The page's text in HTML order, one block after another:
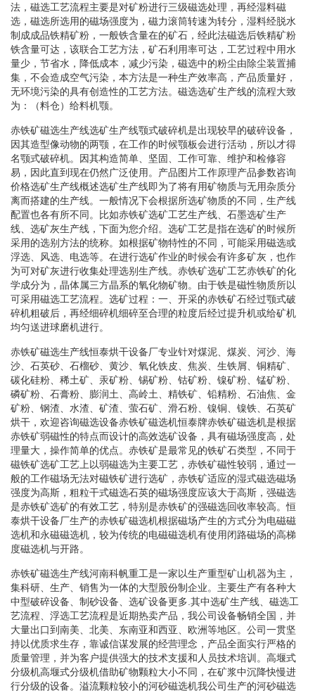
法，磁选工艺流程主要是对矿粉进行三级磁选处理，再经湿料磁
选，磁选所选用的磁场强度为，磁力滚筒转速为转分，湿料经脱水
制成成品铁精矿粉，一般铁含量在的矿石，经此法磁选后铁精矿粉
铁含量可达，该联合工艺方法，矿石利用率可达，工艺过程中用水
量少，节省水，降低成本，减少污染，磁选中的粉尘由除尘装置捕
集，不会造成空气污染，本方法是一种生产效率高，产品质量好，
无环境污染的具有创造性的工艺方法。磁选选矿生产线的流程大致
为：（料仓）给料机颚。
赤铁矿磁选生产线选矿生产线颚式破碎机是出现较早的破碎设备，
因其造型像动物的两颚，在工作的时候颚板会进行活动，所以才得
名颚式破碎机。因其构造简单、坚固、工作可靠、维护和检修容
易，因此直到现在仍然广泛使用。产品图片工作原理产品参数咨询
价格选矿生产线概述选矿生产线即为了将有用矿物质与无用杂质分
离而搭建的生产线。一般情况下会根据所选矿物质的不同，生产线
配置也各有所不同。比如赤铁矿选矿工艺生产线、石墨选矿生产
线、选矿灰生产线，下面为您介绍。选矿工艺是指在选矿的时候所
采用的选别方法的统称。如根据矿物特性的不同，可能采用磁选或
浮选、风选、电选等。在进行选矿作业的时候会有许多矿灰，也作
为可对矿灰进行收集处理选别生产线。赤铁矿选矿工艺赤铁矿的化
学成分为，晶体属三方晶系的氧化物矿物。由于铁是磁性物质所以
可采用磁选工艺流程。选矿过程：一、开采的赤铁矿石经过颚式破
碎机粗破后，再经细碎机细碎至合理的粒度后经过提升机或给矿机
均匀送进球磨机进行。
赤铁矿磁选生产线恒泰烘干设备厂专业针对煤泥、煤炭、河沙、海
沙、石英砂、石榴砂、黄沙、氧化铁皮、焦炭、生铁屑、铜精矿、
碳化硅粉、稀土矿、汞矿粉、锡矿粉、钴矿粉、镍矿粉、锰矿粉、
磷矿粉、石膏粉、膨润土、高岭土、精铁矿、铅精粉、石油焦、金
矿粉、钢渣、水渣、矿渣、萤石矿、滑石粉、镍铜、镍铁、石英矿
烘干，欢迎咨询磁选设备赤铁矿磁选机恒泰牌赤铁矿磁选机是根据
赤铁矿弱磁性的特点而设计的高效选矿设备，具有磁场强度高，处
理量大，操作简单的优点。赤铁矿是最常见的铁矿石类型，不同于
磁铁矿选矿工艺上以弱磁选为主要工艺，赤铁矿磁性较弱，通过一
般的工作磁场无法对磁铁矿进行选矿，赤铁矿适应的湿式磁选磁场
强度为高斯，粗粒干式磁选石英的磁场强度应该大于高斯，强磁选
是赤铁矿选矿的有效工艺，特别是赤铁矿的强磁选回收率较高。恒
泰烘干设备厂生产的赤铁矿磁选机根据磁场产生的方式分为电磁磁
选机和永磁磁选机，较为传统的电磁磁选机有使用闭路磁场的高梯
度磁选机与开路。
赤铁矿磁选生产线河南科帆重工是一家以生产重型矿山机器为主，
集科研、生产、销售为一体的大型股份制企业。主要生产有各种大
中型破碎设备、制砂设备、选矿设备更多.其中选矿生产线、磁选工
艺流程、浮选工艺流程是近期热卖产品，我公司设备畅销全国，并
大量出口到南美、北美、东南亚和西亚、欧洲等地区。公司一贯坚
持以优质求生存，靠诚信谋发展的经营理念，产品全面实行严格的
质量管理，并为客户提供强大的技术支援和人员技术培训。高堰式
分级机高堰式分级机借助矿物颗粒大小不同，在矿浆中沉降快慢进
行分级的设备。溢流颗粒较小的河砂磁选机我公司生产的河砂磁选